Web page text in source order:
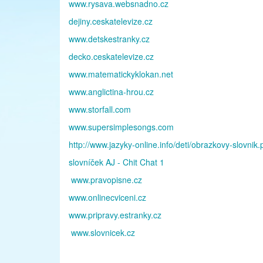
www.rysava.websnadno.cz
dejiny.ceskatelevize.cz
www.detskestranky.cz
decko.ceskatelevize.cz
www.matematickyklokan.net
www.anglictina-hrou.cz
www.storfall.com
www.supersimplesongs.com
http://www.jazyky-online.info/deti/obrazkovy-
slovníček AJ - Chit Chat 1
www.pravopisne.cz
www.onlinecviceni.cz
www.pripravy.estranky.cz
www.slovnicek.cz